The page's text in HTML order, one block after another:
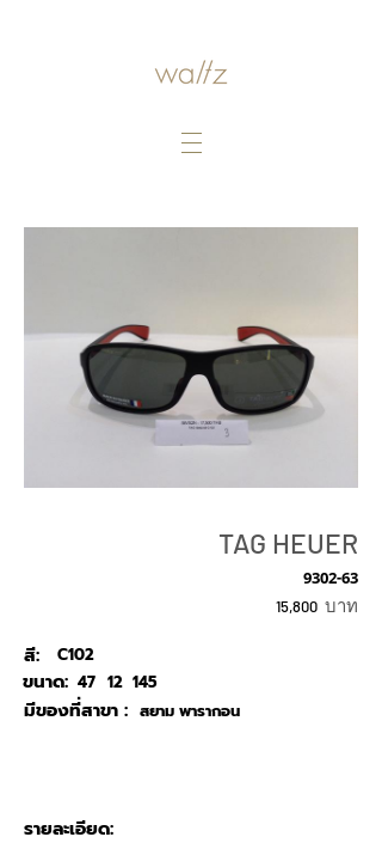
TAG HEUER
9302-63
15,800 บาท
สี:
C102
47
ขนาด: 12 145
สยาม พารากอน
มีของที่สาขา :
รายละเอียด: